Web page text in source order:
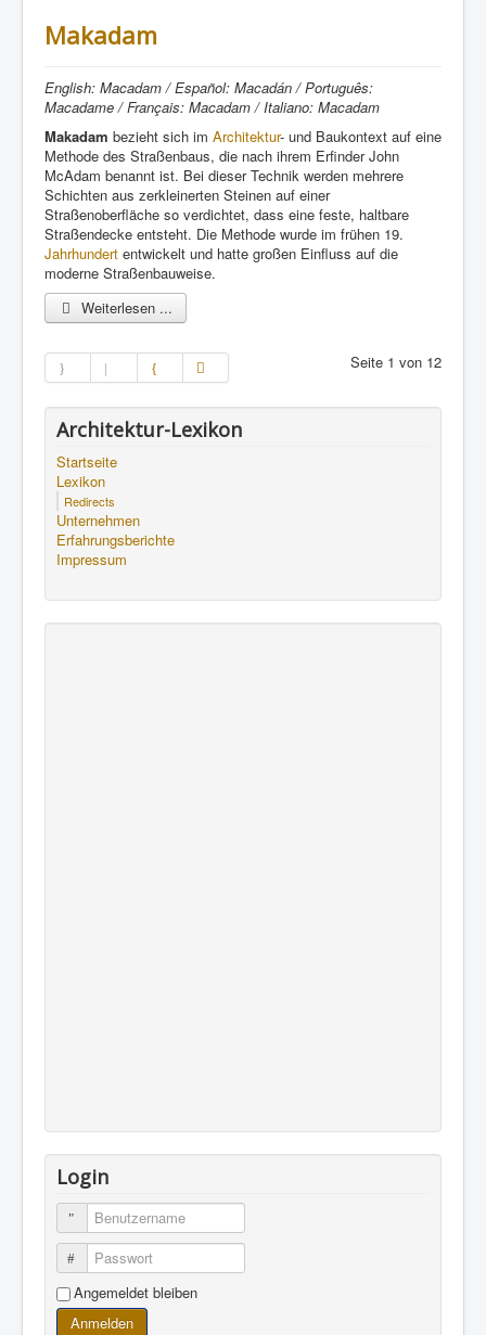
Makadam
English: Macadam / Español: Macadán / Português:
Macadame / Français: Macadam / Italiano: Macadam
Makadam bezieht sich im Architektur- und Baukontext auf eine
Methode des Straßenbaus, die nach ihrem Erfinder John
McAdam benannt ist. Bei dieser Technik werden mehrere
Schichten aus zerkleinerten Steinen auf einer
Straßenoberfläche so verdichtet, dass eine feste, haltbare
Straßendecke entsteht. Die Methode wurde im frühen 19.
Jahrhundert entwickelt und hatte großen Einfluss auf die
moderne Straßenbauweise.
Weiterlesen ...
Seite 1 von 12
Architektur-Lexikon
Startseite
Lexikon
Redirects
Unternehmen
Erfahrungsberichte
Impressum
Login
Benutzername
Passwort
Angemeldet bleiben
Anmelden